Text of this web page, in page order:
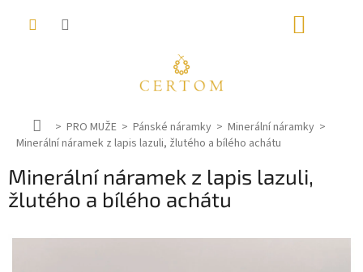
D
o
ů
PRO MUŽE Pánské náramky
Minerální náramky
Minerální náramek z lapis lazuli, žlutého a bílého achátu
Minerální náramek z lapis lazuli,
žlutého a bílého achátu